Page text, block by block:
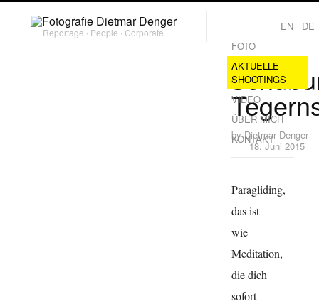
Reportage ∙ People ∙ Corporate DE
EN
FOTO
AKTUELLE
SHOOTINGS
VIDEO
ÜBER MICH
KONTAKT
byDietmar Denger
18. Juni 2015
Paragliding,
das ist
wie
Meditation,
die dich
sofort